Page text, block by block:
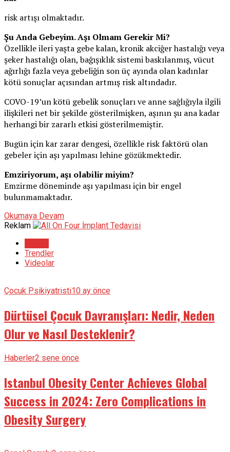
risk artışı olmaktadır.
Şu Anda Gebeyim. Aşı Olmam Gerekir Mi?
Özellikle ileri yaşta gebe kalan, kronik akciğer hastalığı veya
şeker hastalığı olan, bağışıklık sistemi baskılanmış, vücut
ağırlığı fazla veya gebeliğin son üç ayında olan kadınlar
kötü sonuçlar açısından artmış risk altındadır.
COVO-19’un kötü gebelik sonuçları ve anne sağlığıyla ilgili
ilişkileri net bir şekilde gösterilmişken, aşının şu ana kadar
herhangi bir zararlı etkisi gösterilmemiştir.
Bugün için kar zarar dengesi, özellikle risk faktörü olan
gebeler için aşı yapılması lehine gözükmektedir.
Emziriyorum, aşı olabilir miyim?
Emzirme döneminde aşı yapılması için bir engel
bulunmamaktadır.
Okumaya Devam
Reklam
Trendler
Videolar
Çocuk Psikiyatristi10 ay önce
Dürtüsel Çocuk Davranışları: Nedir, Neden
Olur ve Nasıl Desteklenir?
Haberler2 sene önce
Istanbul Obesity Center Achieves Global
Success in 2024: Zero Complications in
Obesity Surgery